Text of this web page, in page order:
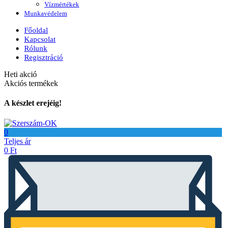
Vízmértékek
Munkavédelem
Főoldal
Kapcsolat
Rólunk
Regisztráció
Heti akció
Akciós termékek
A készlet erejéig!
0
Teljes ár
0 Ft